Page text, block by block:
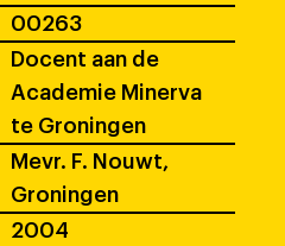
00263
Docent aan de
Academie Minerva
te Groningen
Mevr. F. Nouwt,
Groningen
2004